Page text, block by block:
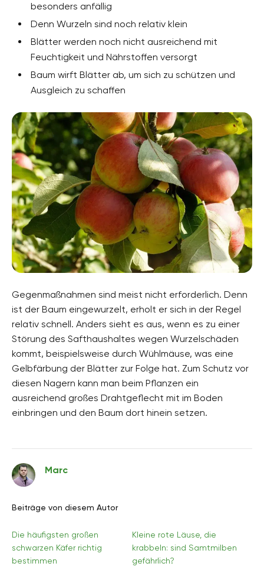
besonders anfällig
Denn Wurzeln sind noch relativ klein
Blätter werden noch nicht ausreichend mit
Feuchtigkeit und Nährstoffen versorgt
Baum wirft Blätter ab, um sich zu schützen und
Ausgleich zu schaffen
Gegenmaßnahmen sind meist nicht erforderlich. Denn
ist der Baum eingewurzelt, erholt er sich in der Regel
relativ schnell. Anders sieht es aus, wenn es zu einer
Störung des Safthaushaltes wegen Wurzelschäden
kommt, beispielsweise durch Wühlmäuse, was eine
Gelbfärbung der Blätter zur Folge hat. Zum Schutz vor
diesen Nagern kann man beim Pflanzen ein
ausreichend großes Drahtgeflecht mit im Boden
einbringen und den Baum dort hinein setzen.
Marc
Beiträge von diesem Autor
Die häufigsten großen
schwarzen Käfer richtig
bestimmen
Kleine rote Läuse, die
krabbeln: sind Samtmilben
gefährlich?